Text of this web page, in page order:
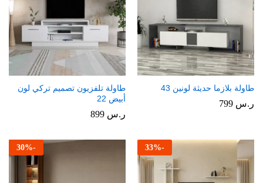
طاولة بلازما حديثة لونين 43
ر.س
طاولة تلفزيون تصميم تركي لون
أبيض 22
ر.س
-
33%
-
30%